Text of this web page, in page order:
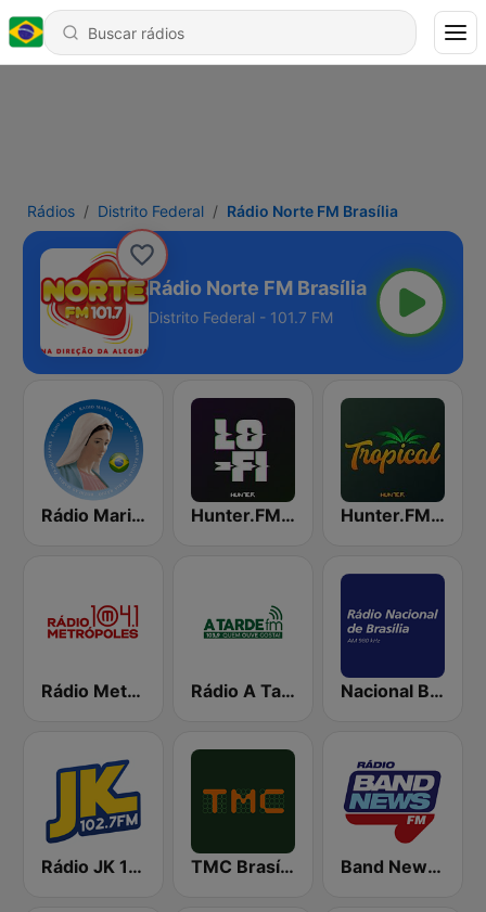
Rádios Distrito Federal Rádio Norte FM Brasília
Rádio Norte FM Brasília
Distrito Federal - 101.7 FM
Rádio Maria Brasil Hunter.FM - Lo-Fi Hunter.FM - Tropical
Rádio Metrópoles FM 104.1 Brasília Rádio A Tarde FM Nacional Brasília AM
Rádio JK 102.7 FM TMC Brasília Band News FM - 99.1 Salvador